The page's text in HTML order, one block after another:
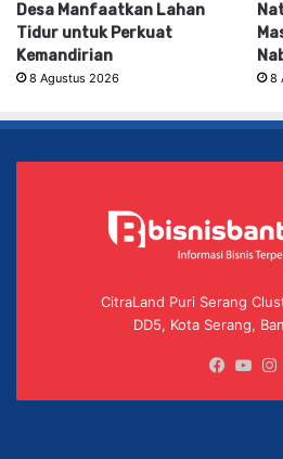
Desa Manfaatkan Lahan
Tidur untuk Perkuat
Kemandirian
8 Agustus 2026 8
CitraLand Puri Serang
DD5, Kota Serang,